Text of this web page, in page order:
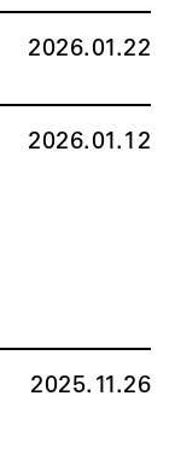
2026.01.22
2026.01.12
2025.11.26